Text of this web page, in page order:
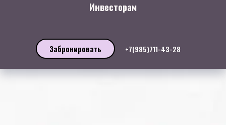
Инвесторам
Забронировать +7(985)711-43-28